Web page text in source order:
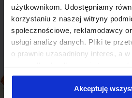
użytkownikom. Udostępniamy
korzystaniu z naszej witryny
społecznościowe, reklamodawcy
usługi analizy danych. Pliki te
o prawnie uzasadniony interes, a
Niektóre z plików cookies
przez naszych zewnętrznych
Akceptuję